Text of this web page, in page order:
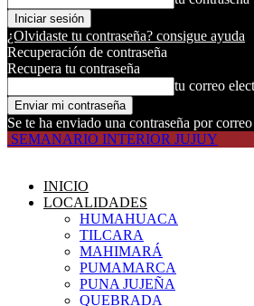
¿Olvidaste tu contraseña? consigue ayuda
Recuperación de contraseña
Recupera tu contraseña
tu correo
Se te ha enviado una contraseña por
SEMANARIO INTERIOR JUJUY
INICIO
LOCALIDADES
HUMAHUACA
TILCARA
MAHIMARÁ
PUMAMARCA
PUNA JUJEÑA
QUEBRADA